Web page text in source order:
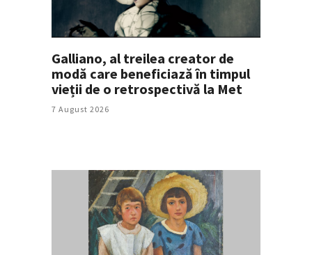
Galliano, al treilea creator de
modă care beneficiază în timpul
vieții de o retrospectivă la Met
7 August 2026